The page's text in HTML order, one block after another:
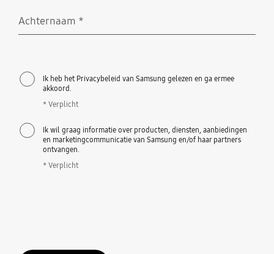
Achternaam *
Ik heb het Privacybeleid van Samsung gelezen en ga ermee
akkoord.
* Verplicht
Ik wil graag informatie over producten, diensten, aanbiedingen
en marketingcommunicatie van Samsung en/of haar partners
ontvangen.
* Verplicht